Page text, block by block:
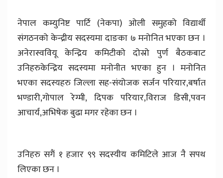
नेपाल कम्युनिष्ट पार्टि (नेकपा) ओली समुहको विद्यार्थी
संगठनको केन्द्रीय सदस्यमा दाङका ७ मनोनित भएका छन ।
अनेरास्ववियू केन्द्रिय कमिटीको दोस्रो पुर्ण बैठकबाट
उनिहरुकेन्द्रिय सदस्यमा मनोनीत भएका हुन । मनोनित
भएका सदस्यहरु जिल्ला सह-संयोजक सर्जन परियार,बर्षात
भण्डारी,गोपाल रेग्मी, दिपक परियार,विराज डिसी,पवन
आचार्य,अभिषेक बुढा मगर रहेका छन ।
उनिहरु सगैं १ हजार ९९ सदस्यीय कमिटिले आज नै सपथ
लिएका छन ।